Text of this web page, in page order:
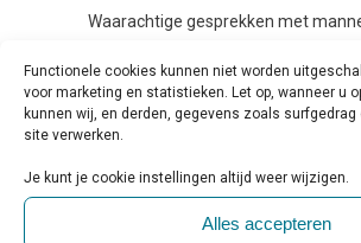
Functionele cookies kunnen niet worden
voor marketing en statistieken. Let op, wanneer u
kunnen wij, en derden, gegevens zoals
site verwerken.
Je kunt je cookie instellingen altijd weer wijzigen.
Alles accepteren
Waarachtige gesprekken met
leuker! Met Sexpack maken we dit
toegankelijk voor een breed publiek,
goede gesprekken over seks straks
alomtegenwoordig zijn.
Leuterbier en Leuterspel zijn ook